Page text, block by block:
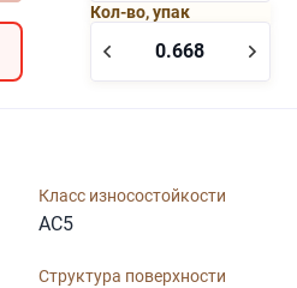
Кол-во, упак
Класс износостойкости
AC5
Структура поверхности